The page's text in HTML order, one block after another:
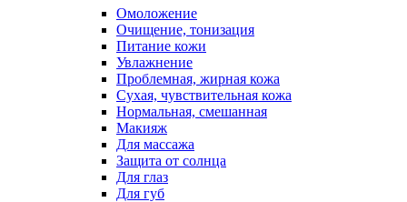
Омоложение
Очищение, тонизация
Питание кожи
Увлажнение
Проблемная, жирная кожа
Сухая, чувствительная кожа
Нормальная, смешанная
Макияж
Для массажа
Защита от солнца
Для глаз
Для губ